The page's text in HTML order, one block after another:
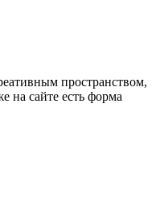
пространством,
на сайте есть форма